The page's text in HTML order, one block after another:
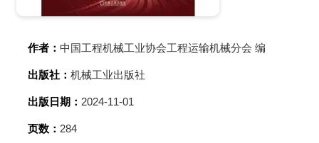
作者： 中国工程机械工业协会工程运输机械分会 编
出版社： 机械工业出版社
出版日期： 2024-11-01
页数： 284